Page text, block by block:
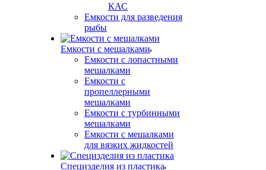
КАС
Емкости для разведения
рыбы
Емкости с мешалками
Емкости с лопастными
мешалками
Емкости с
пропеллерными
мешалками
Емкости с турбинными
мешалками
Емкости с мешалками
для вязких жидкостей
Специзделия из пластика